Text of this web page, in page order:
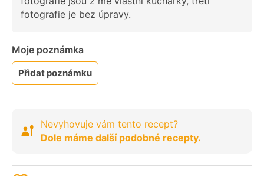
fotografie je bez úpravy.
Moje poznámka
Přidat poznámku
Nevyhovuje vám tento recept?
Dole máme další podobné recepty.